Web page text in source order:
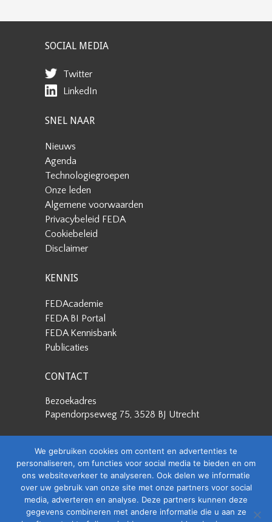
SOCIAL MEDIA
Twitter
LinkedIn
SNEL NAAR
Nieuws
Agenda
Technologiegroepen
Onze leden
Algemene voorwaarden
Privacybeleid FEDA
Cookiebeleid
Disclaimer
KENNIS
FEDAcademie
FEDA BI Portal
FEDA Kennisbank
Publicaties
CONTACT
Bezoekadres
Papendorpseweg 75, 3528 BJ Utrecht
Papendorpseweg 75, 3528 BJ Utrecht
Stuur een e-mail
info@feda.nl
We gebruiken cookies om content en advertenties te
personaliseren, om functies voor social media te bieden en om
ons websiteverkeer te analyseren. Ook delen we informatie
over uw gebruik van onze site met onze partners voor social
media, adverteren en analyse. Deze partners kunnen deze
gegevens combineren met andere informatie die u aan ze